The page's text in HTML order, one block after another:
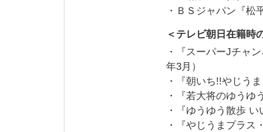
・ＢＳジャパン『松
＜テレビ朝日在籍時
・『スーパーJチャ
年3月）
・『朝いち!!やじう
・『若大将のゆうゆ
・『ゆうゆう散歩
・『やじうまプラス